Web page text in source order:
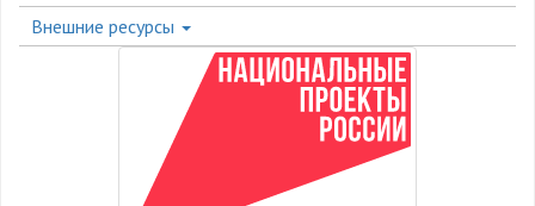
Внешние ресурсы